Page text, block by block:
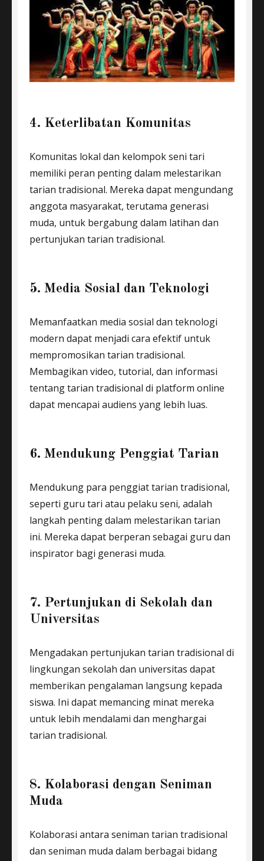
4. Keterlibatan Komunitas
Komunitas lokal dan kelompok seni tari
memiliki peran penting dalam melestarikan
tarian tradisional. Mereka dapat mengundang
anggota masyarakat, terutama generasi
muda, untuk bergabung dalam latihan dan
pertunjukan tarian tradisional.
5. Media Sosial dan Teknologi
Memanfaatkan media sosial dan teknologi
modern dapat menjadi cara efektif untuk
mempromosikan tarian tradisional.
Membagikan video, tutorial, dan informasi
tentang tarian tradisional di platform online
dapat mencapai audiens yang lebih luas.
6. Mendukung Penggiat Tarian
Mendukung para penggiat tarian tradisional,
seperti guru tari atau pelaku seni, adalah
langkah penting dalam melestarikan tarian
ini. Mereka dapat berperan sebagai guru dan
inspirator bagi generasi muda.
7. Pertunjukan di Sekolah dan
Universitas
Mengadakan pertunjukan tarian tradisional di
lingkungan sekolah dan universitas dapat
memberikan pengalaman langsung kepada
siswa. Ini dapat memancing minat mereka
untuk lebih mendalami dan menghargai
tarian tradisional.
8. Kolaborasi dengan Seniman
Muda
Kolaborasi antara seniman tarian tradisional
dan seniman muda dalam berbagai bidang